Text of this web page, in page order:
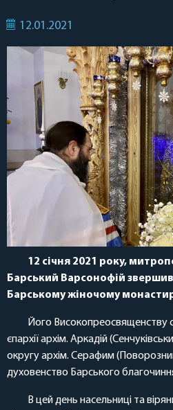
12.01.2021
12 січня 2021 року,
Барський Варсонофій
Барському жіночому
Його Високопреосвященству
єпархії архім. Аркадій
округу архім. Серафим
духовенство Барського
В цей день насельниці та